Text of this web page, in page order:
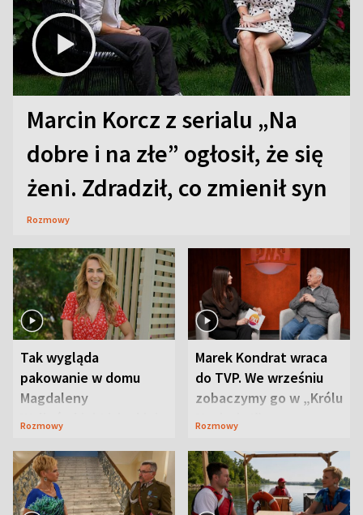
Marcin Korcz z serialu „Na
dobre i na złe” ogłosił, że się
żeni. Zdradził, co zmienił syn
Rozmowy
Tak wygląda
pakowanie w domu
Magdaleny
Waligórskiej-Lisieckiej.
Rozmowy
Marek Kondrat wraca
do TVP. We wrześniu
zobaczymy go w „Królu
Maciusiu I”
Rozmowy